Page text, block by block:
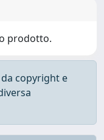
prodotto.
copyright e